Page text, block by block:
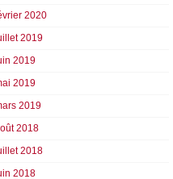
2020
2019
2019
2019
2019
2018
2018
2018